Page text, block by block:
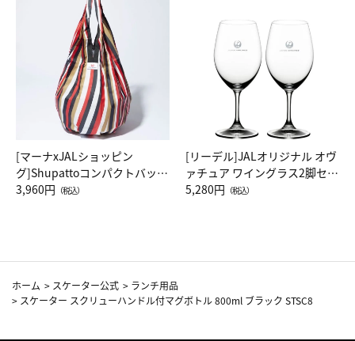
[マーナxJALショッピン
グ]Shupattoコンパクトバッグ
Drop JAL客室乗務員（LC）ス
3,960円 （税込）
[リーデル]JALオリジナル オヴ
ァチュア ワイングラス2脚セッ
ト（レッドワイン）
5,280円 （税込）
ホーム > スケーター公式 > ランチ用品
> スケーター スクリューハンドル付マグボトル 800ml ブラック STSC8